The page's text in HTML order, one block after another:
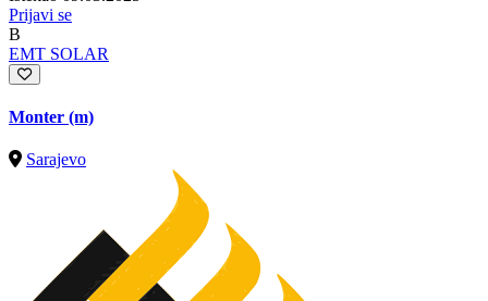
Prijavi se
B
EMT SOLAR
Monter (m)
Sarajevo